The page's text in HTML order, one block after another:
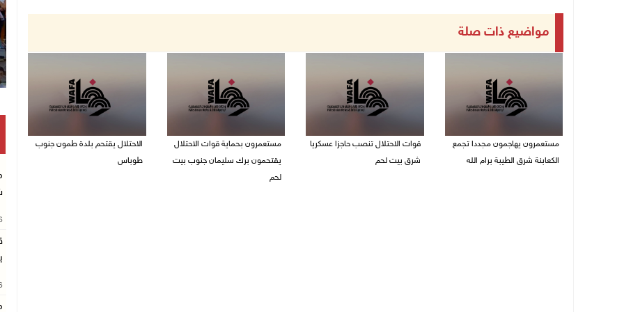
مواضيع ذات صلة
مستعمرون يهاجمون مجددا تجمع
الكعابنة شرق الطيبة برام الله
قوات الاحتلال تنصب حاجزا عسكريا
شرق بيت لحم
مستعمرون بحماية قوات الاحتلال
يقتحمون برك سليمان جنوب بيت
لحم
الاحتلال يقتحم بلدة طمون جنوب
طوباس